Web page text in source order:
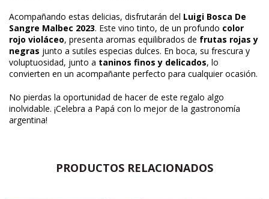
Acompañando estas delicias, disfrutarán del Luigi Bosca De
Sangre Malbec 2023. Este vino tinto, de un profundo color
rojo violáceo, presenta aromas equilibrados de frutas rojas y
negras junto a sutiles especias dulces. En boca, su frescura y
voluptuosidad, junto a taninos finos y delicados, lo
convierten en un acompañante perfecto para cualquier ocasión.
No pierdas la oportunidad de hacer de este regalo algo
inolvidable. ¡Celebra a Papá con lo mejor de la gastronomía
argentina!
PRODUCTOS RELACIONADOS